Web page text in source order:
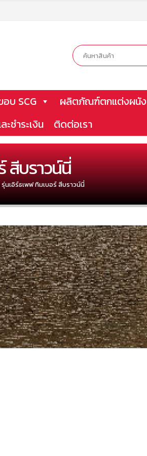
อบ SCG ผลิตภัณฑ์ตกแต่งผนัง
ชำระเงิน ติดต่อเรา
สีบราวน์นี่
รุ่นเอิร์ธเพฟ ทิมเบอร์ สีบราวน์นี่